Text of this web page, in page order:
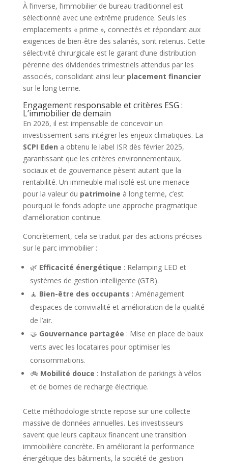
À l’inverse, l’immobilier de bureau traditionnel est
sélectionné avec une extrême prudence. Seuls les
emplacements « prime », connectés et répondant aux
exigences de bien-être des salariés, sont retenus. Cette
sélectivité chirurgicale est le garant d’une distribution
pérenne des dividendes trimestriels attendus par les
associés, consolidant ainsi leur placement financier
sur le long terme.
Engagement responsable et critères ESG :
L’immobilier de demain
En 2026, il est impensable de concevoir un
investissement sans intégrer les enjeux climatiques. La
SCPI Eden a obtenu le label ISR dès février 2025,
garantissant que les critères environnementaux,
sociaux et de gouvernance pèsent autant que la
rentabilité. Un immeuble mal isolé est une menace
pour la valeur du patrimoine à long terme, c’est
pourquoi le fonds adopte une approche pragmatique
d’amélioration continue.
Concrètement, cela se traduit par des actions précises
sur le parc immobilier :
🌿 Efficacité énergétique : Relamping LED et
systèmes de gestion intelligente (GTB).
🧘 Bien-être des occupants : Aménagement
d’espaces de convivialité et amélioration de la qualité
de l’air.
🤝 Gouvernance partagée : Mise en place de baux
verts avec les locataires pour optimiser les
consommations.
🚲 Mobilité douce : Installation de parkings à vélos
et de bornes de recharge électrique.
Cette méthodologie stricte repose sur une collecte
massive de données annuelles. Les investisseurs
savent que leurs capitaux financent une transition
immobilière concrète. En améliorant la performance
énergétique des bâtiments, la société de gestion